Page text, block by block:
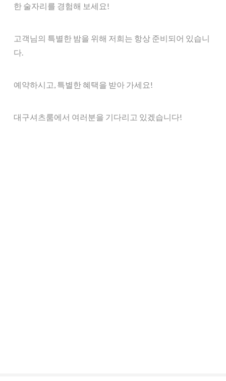
한 술자리를 경험해 보세요!
고객님의 특별한 밤을 위해 저희는 항상 준비되어 있습니
다.
예약하시고, 특별한 혜택을 받아 가세요!
대구셔츠룸에서 여러분을 기다리고 있겠습니다!